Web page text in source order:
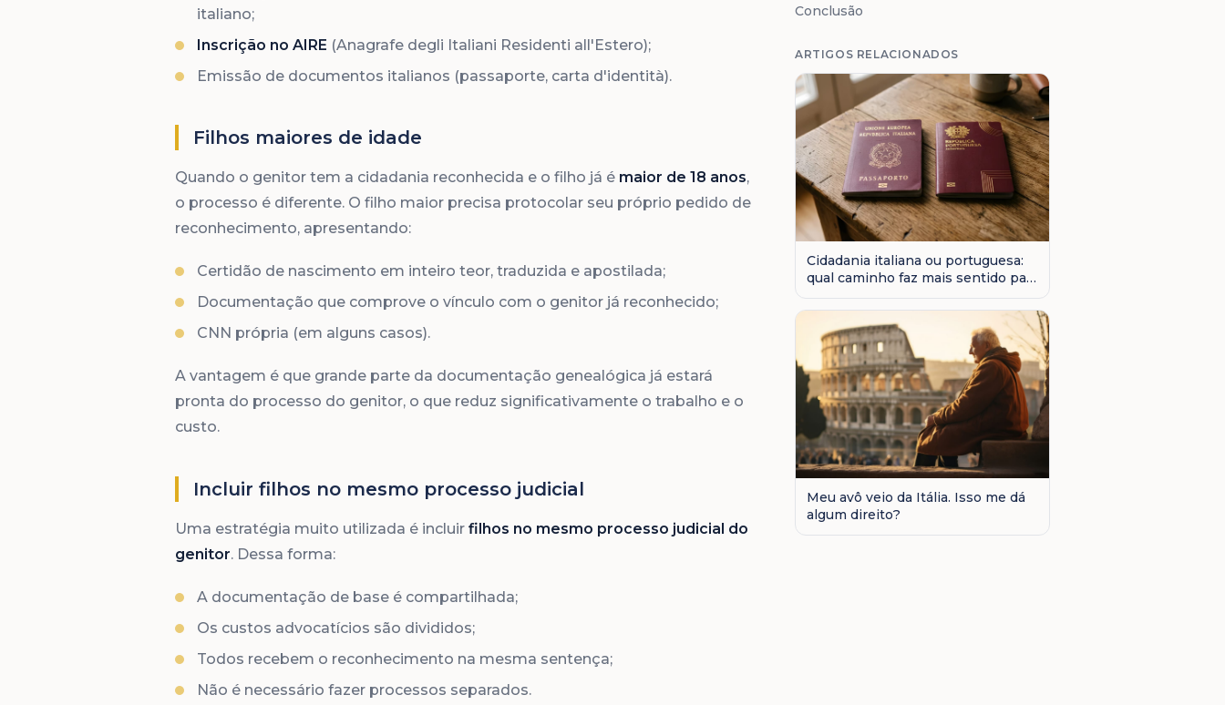
italiano;
Inscrição no AIRE (Anagrafe degli Italiani Residenti all'Estero);
Emissão de documentos italianos (passaporte, carta d'identità).
Filhos maiores de idade
Quando o genitor tem a cidadania reconhecida e o filho já é maior de 18 anos,
o processo é diferente. O filho maior precisa protocolar seu próprio pedido de
reconhecimento, apresentando:
Certidão de nascimento em inteiro teor, traduzida e apostilada;
Documentação que comprove o vínculo com o genitor já reconhecido;
CNN própria (em alguns casos).
A vantagem é que grande parte da documentação genealógica já estará
pronta do processo do genitor, o que reduz significativamente o trabalho e o
custo.
Incluir filhos no mesmo processo judicial
Uma estratégia muito utilizada é incluir filhos no mesmo processo judicial do
genitor. Dessa forma:
A documentação de base é compartilhada;
Os custos advocatícios são divididos;
Todos recebem o reconhecimento na mesma sentença;
Não é necessário fazer processos separados.
Conclusão
ARTIGOS RELACIONADOS
Cidadania italiana ou portuguesa:
qual caminho faz mais sentido para
o seu caso?
Meu avô veio da Itália. Isso me dá
algum direito?